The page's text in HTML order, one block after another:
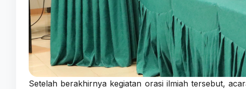
Setelah berakhirnya kegiatan orasi ilmiah tersebut,